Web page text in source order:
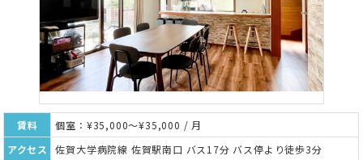
賃料
個室：¥35,000～¥35,000 / 月
アクセス
佐賀大学病院線 佐賀駅南口 バス17分 バス停より徒歩3分